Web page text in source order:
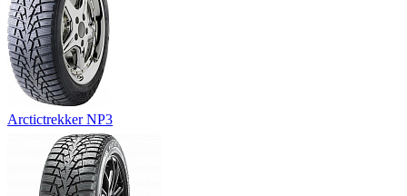
Arctictrekker NP3